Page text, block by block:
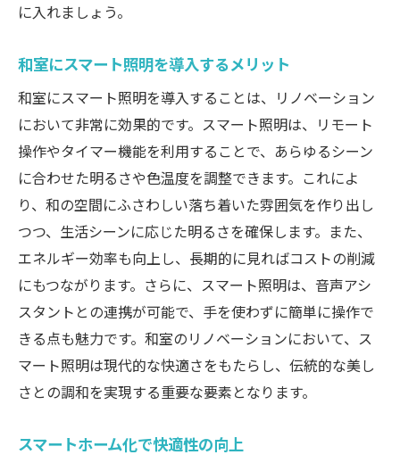
に入れましょう。
和室にスマート照明を導入するメリット
和室にスマート照明を導入することは、リノベーション
において非常に効果的です。スマート照明は、リモート
操作やタイマー機能を利用することで、あらゆるシーン
に合わせた明るさや色温度を調整できます。これによ
り、和の空間にふさわしい落ち着いた雰囲気を作り出し
つつ、生活シーンに応じた明るさを確保します。また、
エネルギー効率も向上し、長期的に見ればコストの削減
にもつながります。さらに、スマート照明は、音声アシ
スタントとの連携が可能で、手を使わずに簡単に操作で
きる点も魅力です。和室のリノベーションにおいて、ス
マート照明は現代的な快適さをもたらし、伝統的な美し
さとの調和を実現する重要な要素となります。
スマートホーム化で快適性の向上